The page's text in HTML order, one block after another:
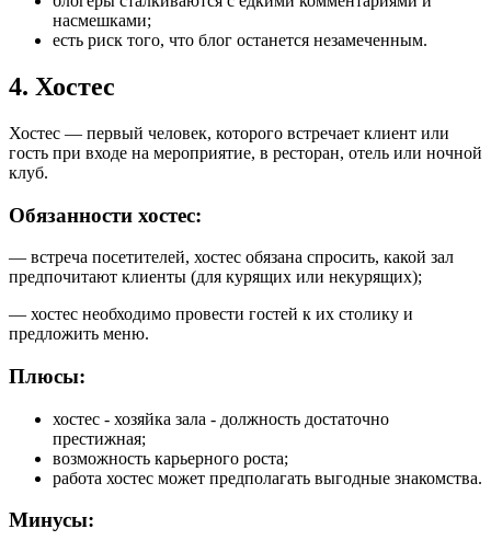
насмешками;
есть риск того, что блог останется незамеченным.
4. Хостес
Хостес — первый человек, которого встречает клиент или
гость при входе на мероприятие, в ресторан, отель или ночной
клуб.
Обязанности хостес:
— встреча посетителей, хостес обязана спросить, какой зал
предпочитают клиенты (для курящих или некурящих);
— хостес необходимо провести гостей к их столику и
предложить меню.
Плюсы:
хостес - хозяйка зала - должность достаточно
престижная;
возможность карьерного роста;
работа хостес может предполагать выгодные знакомства.
Минусы: